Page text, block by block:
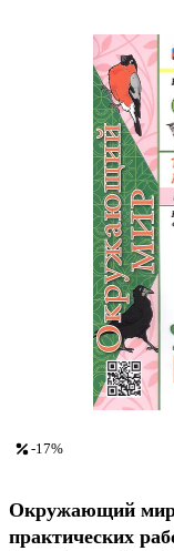
-17%
Окружающий мир.
практических